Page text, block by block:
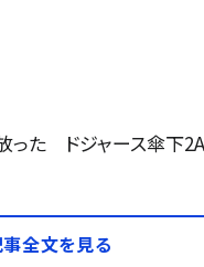
た ドジャース傘下2A
全文を見る